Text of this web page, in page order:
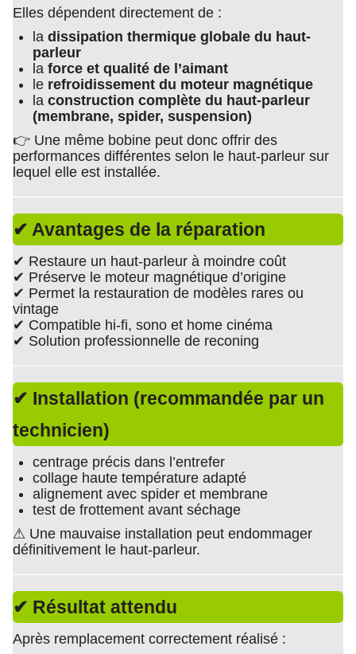
Elles dépendent directement de :
la dissipation thermique globale du haut-
parleur
la force et qualité de l’aimant
le refroidissement du moteur magnétique
la construction complète du haut-parleur
(membrane, spider, suspension)
👉 Une même bobine peut donc offrir des
performances différentes selon le haut-parleur sur
lequel elle est installée.
✔ Avantages de la réparation
✔ Restaure un haut-parleur à moindre coût
✔ Préserve le moteur magnétique d’origine
✔ Permet la restauration de modèles rares ou
vintage
✔ Compatible hi-fi, sono et home cinéma
✔ Solution professionnelle de reconing
✔ Installation (recommandée par un
technicien)
centrage précis dans l’entrefer
collage haute température adapté
alignement avec spider et membrane
test de frottement avant séchage
⚠ Une mauvaise installation peut endommager
définitivement le haut-parleur.
✔ Résultat attendu
Après remplacement correctement réalisé :